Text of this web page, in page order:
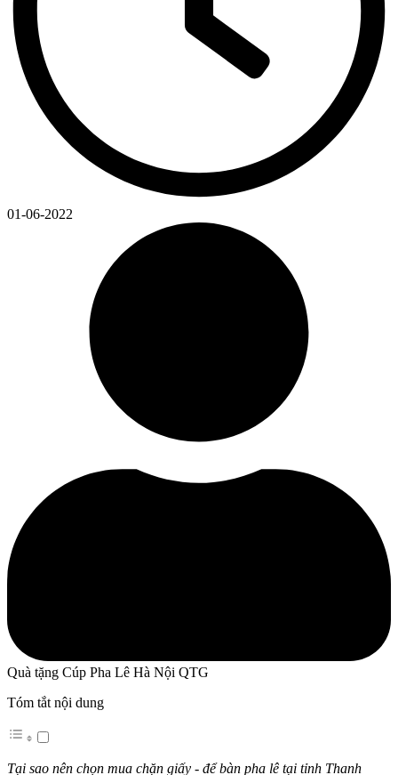
01-06-2022
Quà tặng Cúp Pha Lê Hà Nội QTG
Tóm tắt nội dung
Tại sao nên chọn mua chặn giấy - để bàn pha lê tại tỉnh Thanh